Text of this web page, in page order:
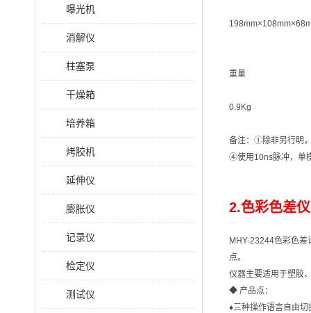
曝光机
消解仪
柱塞泵
干燥箱
培养箱
烤胶机
延伸仪
膨胀仪
记录仪
检定仪
测试仪
重量
0.9Kg
备注：①除非另行明
④使用10ns脉冲，单
2.色彩色差
MHY-23244色彩色
点。
仪器主要适用于塑胶
◆ 产品点：
♦三种操作语言自由